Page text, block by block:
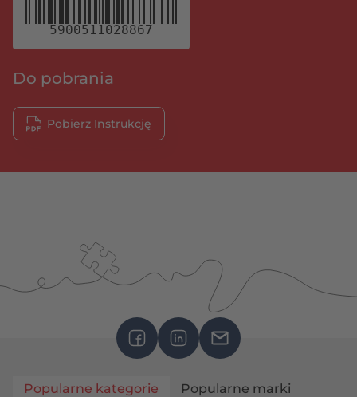
5900511028867
Do pobrania
Pobierz Instrukcję
Popularne kategorie Popularne marki